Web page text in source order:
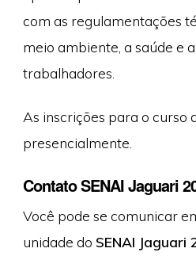
com as regulamentações
meio ambiente, a saúde e
trabalhadores.
As inscrições para o curso
presencialmente.
Contato SENAI Jaguari
Você pode se comunicar
unidade do SENAI Jaguari